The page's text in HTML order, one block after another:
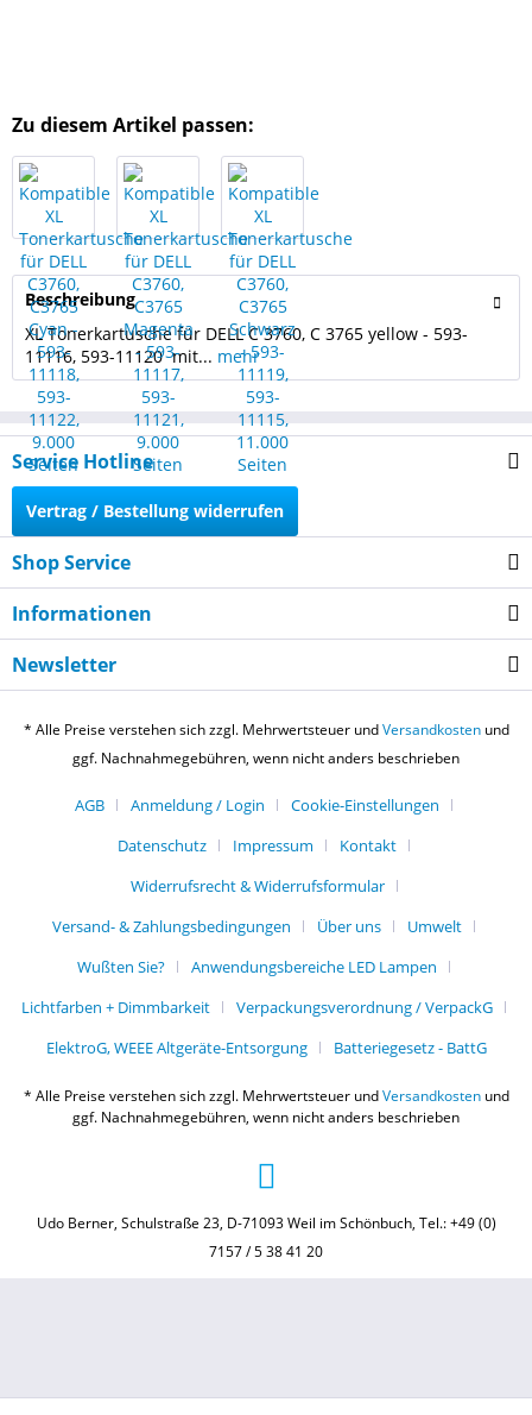
Zu diesem Artikel passen:
Beschreibung
XL Tonerkartusche für DELL C 3760, C 3765 yellow - 593-
11116, 593-11120 mit... mehr
Service Hotline
Vertrag / Bestellung widerrufen
Shop Service
Informationen
Newsletter
* Alle Preise verstehen sich zzgl. Mehrwertsteuer undVersandkostenund
ggf. Nachnahmegebühren, wenn nicht anders beschrieben
AGB Anmeldung / Login
Cookie-Einstellungen
Datenschutz
Impressum
Kontakt
Widerrufsrecht & Widerrufsformular
Versand- & Zahlungsbedingungen
Über uns
Umwelt
Wußten Sie?
Anwendungsbereiche LED Lampen
Lichtfarben + Dimmbarkeit
Verpackungsverordnung / VerpackG
ElektroG, WEEE Altgeräte-Entsorgung
Batteriegesetz - BattG
* Alle Preise verstehen sich zzgl. Mehrwertsteuer undVersandkostenund
ggf. Nachnahmegebühren, wenn nicht anders beschrieben
Udo Berner, Schulstraße 23, D-71093 Weil im Schönbuch, Tel.: +49 (0)
7157 / 5 38 41 20